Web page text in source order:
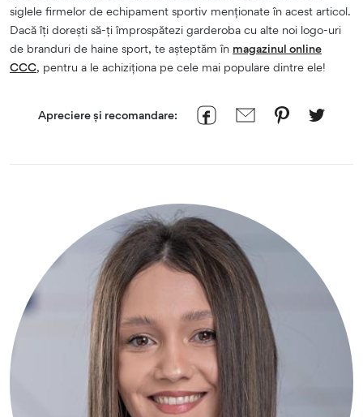
siglele firmelor de echipament sportiv menționate în acest articol.
Dacă îți dorești să-ți împrospătezi garderoba cu alte noi logo-uri
de branduri de haine sport, te așteptăm în magazinul online
CCC, pentru a le achiziționa pe cele mai populare dintre ele!
Apreciere și recomandare: